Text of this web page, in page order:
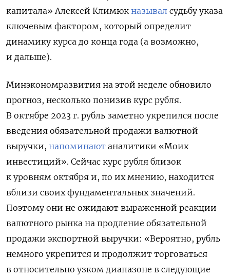
капитала» Алексей Климюк называл судьбу указа
ключевым фактором, который определит
динамику курса до конца года (а возможно,
и дальше).
Минэкономразвития на этой неделе обновило
прогноз, несколько понизив курс рубля.
В октябре 2023 г. рубль заметно укрепился после
введения обязательной продажи валютной
выручки, напоминают аналитики «Моих
инвестиций». Сейчас курс рубля близок
к уровням октября и, по их мнению, находится
вблизи своих фундаментальных значений.
Поэтому они не ожидают выраженной реакции
валютного рынка на продление обязательной
продажи экспортной выручки: «Вероятно, рубль
немного укрепится и продолжит торговаться
в относительно узком диапазоне в следующие